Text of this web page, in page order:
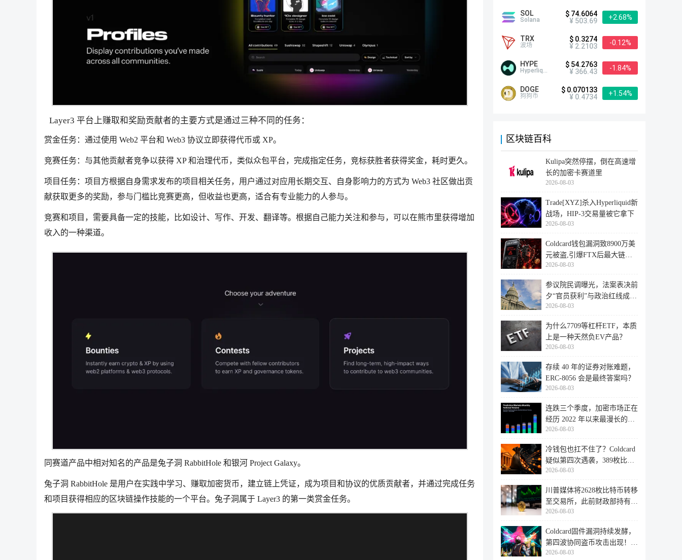
Layer3 平台上赚取和奖励贡献者的主要方式是通过三种不同的任务：
赏金任务：通过使用 Web2 平台和 Web3 协议立即获得代币或 XP。
竞赛任务：与其他贡献者竞争以获得 XP 和治理代币，类似众包平台，完成指定任务，竞标获胜者获得奖金，耗时更久。
项目任务：项目方根据自身需求发布的项目相关任务，用户通过对应用长期交互、自身影响力的方式为 Web3 社区做出贡
献获取更多的奖励，参与门槛比竞赛更高，但收益也更高，适合有专业能力的人参与。
竞赛和项目，需要具备一定的技能，比如设计、写作、开发、翻译等。根据自己能力关注和参与，可以在熊市里获得增加
收入的一种渠道。
同赛道产品中相对知名的产品是兔子洞 RabbitHole 和银河 Project Galaxy。
兔子洞 RabbitHole 是用户在实践中学习、赚取加密货币，建立链上凭证，成为项目和协议的优质贡献者，并通过完成任务
和项目获得相应的区块链操作技能的一个平台。兔子洞属于 Layer3 的第一类赏金任务。
SOL
Solana
$ 74.6064
¥ 503.69
+2.68%
TRX
波场
$ 0.3274
¥ 2.2103
-0.12%
HYPE
Hyperliquid
$ 54.2763
¥ 366.43
-1.84%
DOGE
狗狗币
$ 0.070133
¥ 0.4734
+1.54%
区块链百科
Kulipa突然停摆，倒在高速增
长的加密卡赛道里
2026-08-03
Trade[XYZ]杀入Hyperliquid新
战场，HIP-3交易量被它拿下
2026-08-03
Coldcard钱包漏洞致8900万美
元被盗,引爆FTX后最大链上
迁移潮
2026-08-03
参议院民调曝光，法案表决前
夕“官员获利”与政治红线成最
大
2026-08-03
为什么7709等杠杆ETF，本质
上是一种天然负EV产品？
2026-08-03
存续 40 年的证券对账难题，
ERC-8056 会是最终答案吗？
2026-08-03
连跌三个季度，加密市场正在
经历 2022 年以来最漫长的退
潮
2026-08-03
冷钱包也扛不住了？Coldcard
疑似第四次遇袭，389枚比特
币失
2026-08-03
川普媒体将2628枚比特币转移
至交易所，此前财政部持有的
比特
2026-08-03
Coldcard固件漏洞持续发酵，
第四波协同盗币攻击出现！
462个
2026-08-03